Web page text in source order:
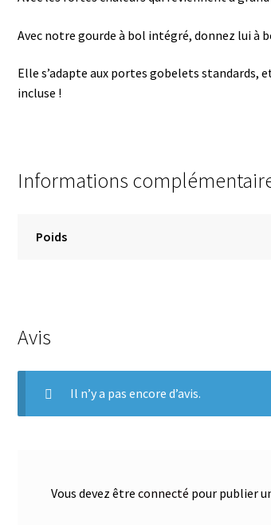
Avec notre gourde à bol intégré, donnez lui à
Elle s’adapte aux portes gobelets standards,
incluse !
Informations
Poids
Avis
Il n’y a pas encore d’avis.
Vous devez être connecté pour publier